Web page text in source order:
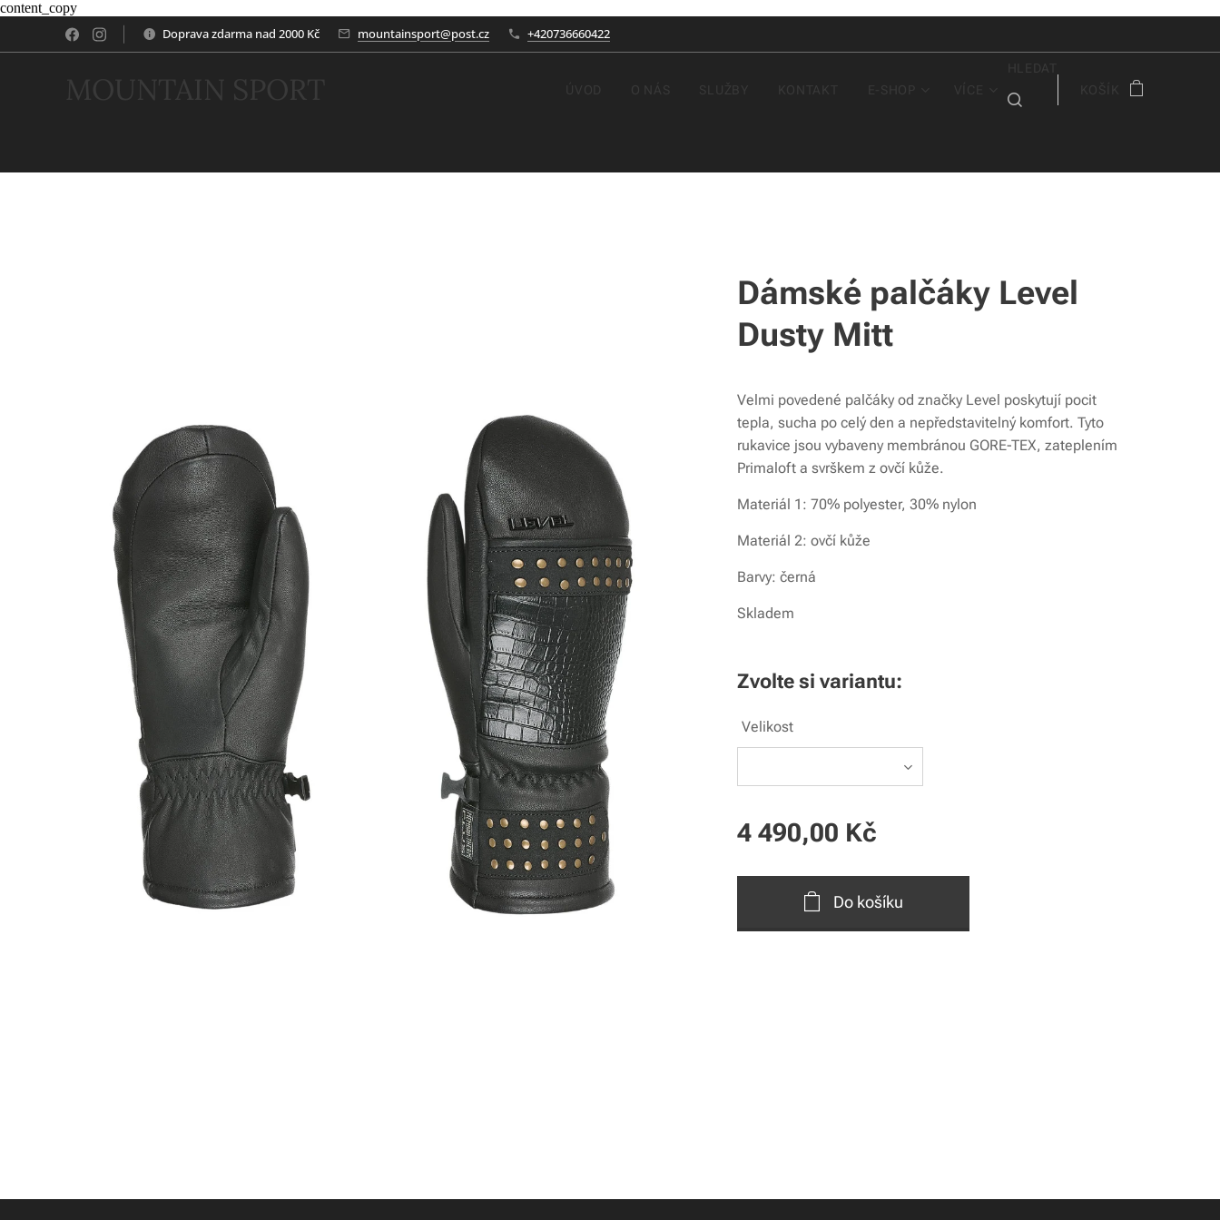
content_copy
Doprava zdarma nad 2000 Kč mountainsport@post.cz +420736660422
MOUNTAIN SPORT O NÁS KONTAKT
HLEDAT
Dámské palčáky Level
Dusty Mitt
Velmi povedené palčáky od značky Level poskytují pocit
tepla, sucha po celý den a nepředstavitelný komfort. Tyto
rukavice jsou vybaveny membránou GORE-TEX, zateplením
Primaloft a svrškem z ovčí kůže.
Materiál 1: 70% polyester, 30% nylon
Materiál 2: ovčí kůže
Barvy: černá
Skladem
Zvolte si variantu:
Velikost
4 490,00 Kč
Do košíku